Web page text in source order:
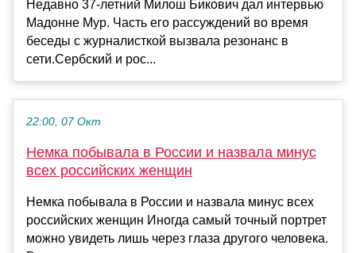
Недавно 37-летний Милош Бикович дал интервью
Мадонне Мур. Часть его рассуждений во время
беседы с журналисткой вызвала резонанс в
сети.Сербский и рос...
22:00, 07 Окт
Немка побывала в России и назвала минус
всех российских женщин
Немка побывала в России и назвала минус всех
российских женщин Иногда самый точный портрет
можно увидеть лишь через глаза другого человека.